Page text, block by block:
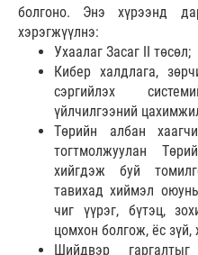
болгоно. Энэ хүрээнд
хэрэгжүүлнэ:
Ухаалаг Засаг II төсөл;
Кибер халдлага,
сэргийлэх
үйлчилгээний
Төрийн албан
тогтмолжуулан
хийгдэж буй
тавихад хиймэл
чиг үүрэг, бүтэц,
цомхон болгож, ёс зүй,
Шийдвэр